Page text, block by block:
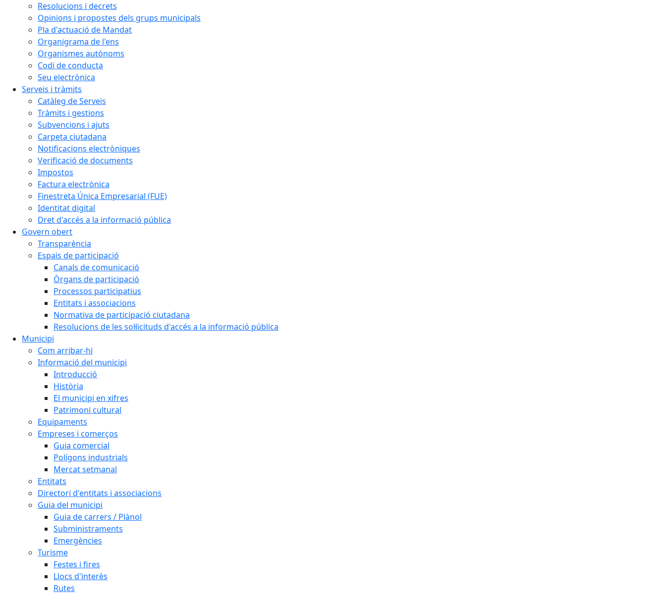
Resolucions i decrets
Opinions i propostes dels grups municipals
Pla d'actuació de Mandat
Organigrama de l'ens
Organismes autònoms
Codi de conducta
Seu electrònica
Serveis i tràmits
Catàleg de Serveis
Tràmits i gestions
Subvencions i ajuts
Carpeta ciutadana
Notificacions electròniques
Verificació de documents
Impostos
Factura electrònica
Finestreta Única Empresarial (FUE)
Identitat digital
Dret d'accés a la informació pública
Govern obert
Transparència
Espais de participació
Canals de comunicació
Òrgans de participació
Processos participatius
Entitats i associacions
Normativa de participació ciutadana
Resolucions de les sol·licituds d'accés a la informació pública
Municipi
Com arribar-hi
Informació del municipi
Introducció
Història
El municipi en xifres
Patrimoni cultural
Equipaments
Empreses i comerços
Guia comercial
Polígons industrials
Mercat setmanal
Entitats
Directori d'entitats i associacions
Guia del municipi
Guia de carrers / Plànol
Subministraments
Emergències
Turisme
Festes i fires
Llocs d'interès
Rutes